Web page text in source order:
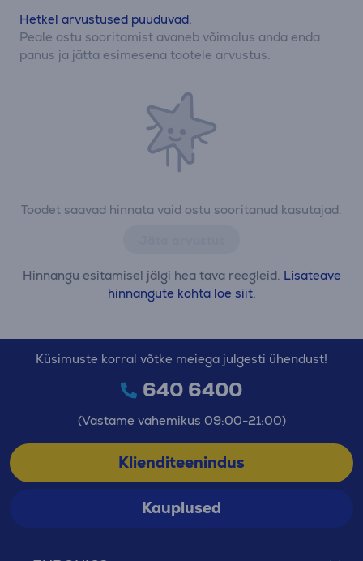
Toodet saavad hinnata vaid ostu sooritanud kasutajad.
Hinnangu esitamisel jälgi hea tava reegleid. Lisateave
hinnangute kohta loe siit.
Hetkel arvustused puuduvad.
Peale ostu sooritamist avaneb võimalus anda enda
panus ja jätta esimesena tootele arvustus.
Küsimuste korral võtke meiega julgesti ühendust!
640 6400
(Vastame vahemikus 09:00-21:00)
Klienditeenindus
Kauplused